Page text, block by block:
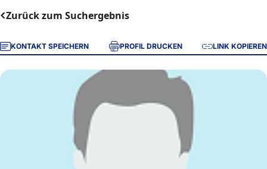
Zurück zum Suchergebnis
KONTAKT SPEICHERN PROFIL DRUCKEN LINK KOPIEREN